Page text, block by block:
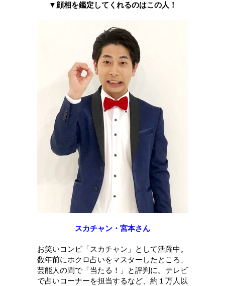
▼顔相を鑑定してくれるのはこの人！
スカチャン・宮本さん
お笑いコンビ「スカチャン」として活躍中。
数年前にホクロ占いをマスターしたところ、
芸能人の間で「当たる！」と評判に。 テレビ
で占いコーナーを担当するなど、約１万人以